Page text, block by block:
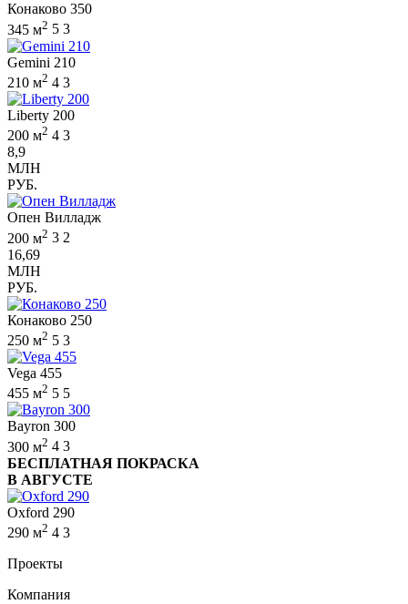
Конаково 350
345 м2 5 3
Gemini 210
210 м2 4 3
Liberty 200
200 м2 4 3
8,9
МЛН
РУБ.
Опен Вилладж
200 м2 3 2
16,69
МЛН
РУБ.
Конаково 250
250 м2 5 3
Vega 455
455 м2 5 5
Bayron 300
300 м2 4 3
БЕСПЛАТНАЯ ПОКРАСКА
В АВГУСТЕ
Oxford 290
290 м2 4 3
Проекты
Компания